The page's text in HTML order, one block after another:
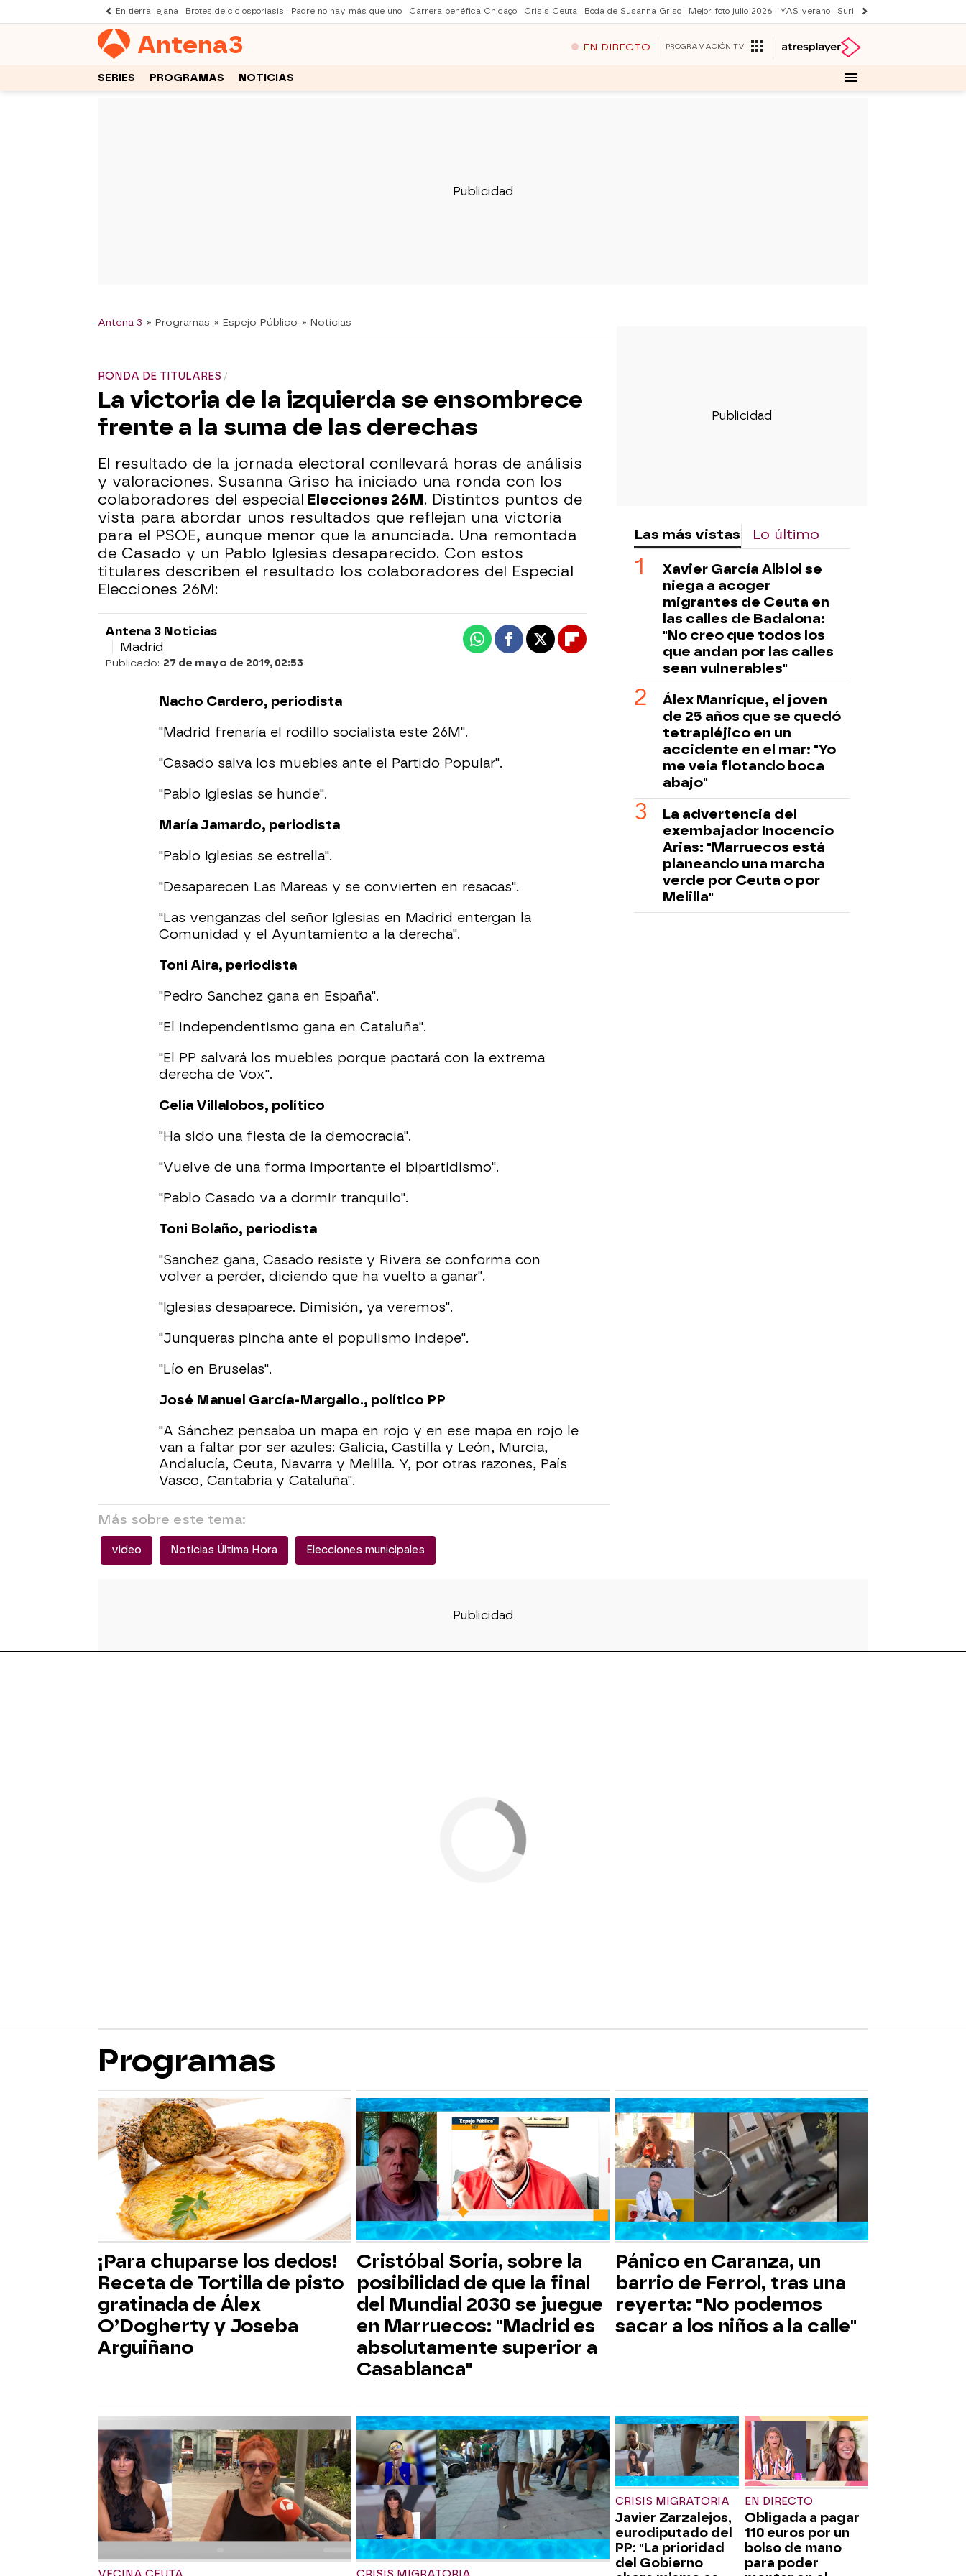
En tierra lejana Brotes de ciclosporiasis Padre no hay más que uno Carrera benéfica Chicago Crisis Ceuta Boda de Susanna Griso Mejor foto julio 2026 YAS verano Suri y Tom Cruise
Antena3 EN DIRECTO PROGRAMACIÓN TV
SERIES PROGRAMAS NOTICIAS
Antena 3 » Programas » Espejo Público » Noticias
RONDA DE TITULARES
La victoria de la izquierda se ensombrece
frente a la suma de las derechas
El resultado de la jornada electoral conllevará horas de análisis
y valoraciones. Susanna Griso ha iniciado una ronda con los
colaboradores del especial Elecciones 26M. Distintos puntos de
vista para abordar unos resultados que reflejan una victoria
para el PSOE, aunque menor que la anunciada. Una remontada
de Casado y un Pablo Iglesias desaparecido. Con estos
titulares describen el resultado los colaboradores del Especial
Elecciones 26M:
Antena 3 Noticias
Madrid
Publicado: 27 de mayo de 2019, 02:53
WhatsappFacebook
X Flipboard
Nacho Cardero, periodista
"Madrid frenaría el rodillo socialista este 26M".
"Casado salva los muebles ante el Partido Popular".
"Pablo Iglesias se hunde".
María Jamardo, periodista
"Pablo Iglesias se estrella".
"Desaparecen Las Mareas y se convierten en resacas".
"Las venganzas del señor Iglesias en Madrid entergan la
Comunidad y el Ayuntamiento a la derecha".
Toni Aira, periodista
"Pedro Sanchez gana en España".
"El independentismo gana en Cataluña".
"El PP salvará los muebles porque pactará con la extrema
derecha de Vox".
Celia Villalobos, político
"Ha sido una fiesta de la democracia".
"Vuelve de una forma importante el bipartidismo".
"Pablo Casado va a dormir tranquilo".
Toni Bolaño, periodista
"Sanchez gana, Casado resiste y Rivera se conforma con
volver a perder, diciendo que ha vuelto a ganar".
"Iglesias desaparece. Dimisión, ya veremos".
"Junqueras pincha ante el populismo indepe".
"Lío en Bruselas".
José Manuel García-Margallo., político PP
"A Sánchez pensaba un mapa en rojo y en ese mapa en rojo le
van a faltar por ser azules: Galicia, Castilla y León, Murcia,
Andalucía, Ceuta, Navarra y Melilla. Y, por otras razones, País
Vasco, Cantabria y Cataluña".
Más sobre este tema:
video Noticias Última Hora Elecciones municipales
Las más vistas Lo último
Xavier García Albiol se
niega a acoger
migrantes de Ceuta en
las calles de Badalona:
"No creo que todos los
que andan por las calles
sean vulnerables"
Álex Manrique, el joven
de 25 años que se quedó
tetrapléjico en un
accidente en el mar: "Yo
me veía flotando boca
abajo"
La advertencia del
exembajador Inocencio
Arias: "Marruecos está
planeando una marcha
verde por Ceuta o por
Melilla"
Programas
¡Para chuparse los dedos!
Receta de Tortilla de pisto
gratinada de Álex
O’Dogherty y Joseba
Arguiñano
Cristóbal Soria, sobre la
posibilidad de que la final
del Mundial 2030 se juegue
en Marruecos: "Madrid es
absolutamente superior a
Casablanca"
Pánico en Caranza, un
barrio de Ferrol, tras una
reyerta: "No podemos
sacar a los niños a la calle"
CRISIS MIGRATORIA
Javier Zarzalejos,
eurodiputado del
PP: "La prioridad
del Gobierno
EN DIRECTO
Obligada a pagar
110 euros por un
bolso de mano
para poder